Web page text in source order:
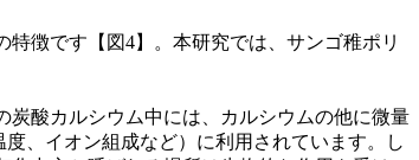
徴です【図4】。本研究では、サンゴ稚ポリ
酸カルシウム中には、カルシウムの他に微量
、イオン組成など）に利用されています。し